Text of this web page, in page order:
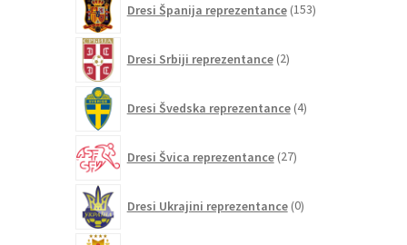
Dresi Španija reprezentance 153izdelkov
Dresi Srbiji reprezentance 2izdelka
Dresi Švedska reprezentance 4izdelki
Dresi Švica reprezentance 27izdelkov
Dresi Ukrajini reprezentance 0izdelkov